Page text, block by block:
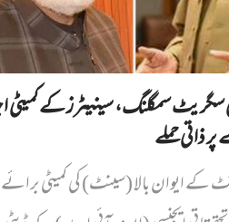
سمگلنگ، سینیٹرز کے کمیٹی
ذاتی حملے
کے ایوان بالا (سینٹ) کی کمیٹی برائے